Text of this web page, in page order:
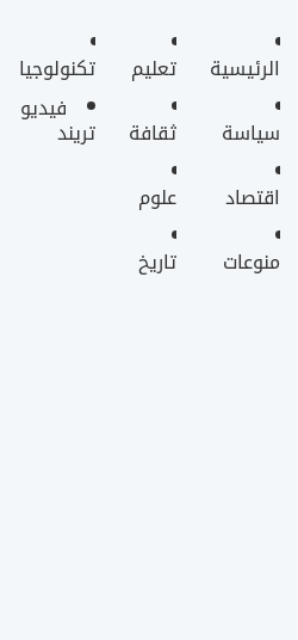
الرئيسية
سياسة
اقتصاد
منوعات
تعليم
ثقافة
علوم
تاريخ
تكنولوجيا
فيديو
تريند